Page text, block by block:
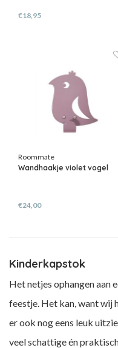
€18,95
Roommate
Wandhaakje violet vogel
€24,00
Kinderkapstok
Het netjes ophangen aan
feestje. Het kan, want wij
er ook nog eens leuk
veel schattige én